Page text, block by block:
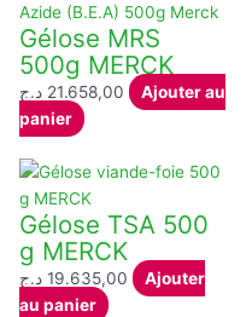
943.670,00 د.ج
Gélose MRS
500g MERCK
21.658,00 د.ج
Ajouter au
panier
Gélose TSA 500
g MERCK
19.635,00 د.ج
Ajouter
au panier